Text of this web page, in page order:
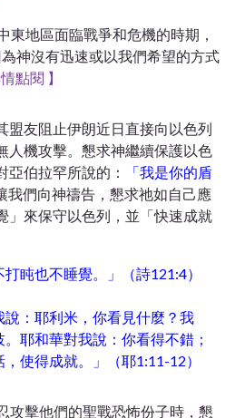
東地區面臨戰爭和危機的時期，
神沒有迅速或以我們希望的方式
點閱 】
盟友阻止伊朗近日直接向以色列
人機攻擊。懇求神繼續保護以色
亞伯拉罕所說的：
「我是你的盾
我們向神禱告，懇求祂如自己應
」來保守以色列，並「快速成就
打盹也不睡覺。」（詩121:4）
說：耶利米，你看見什麼？我
耶和華對我說：你看得不錯；
使得成就。」（耶1:11-12）
攻擊他們的聖戰恐怖份子時，懇